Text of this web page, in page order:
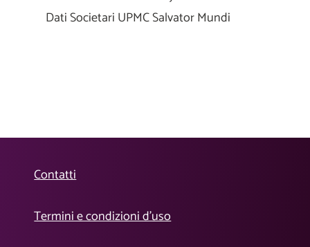
Dati Societari UPMC Salvator Mundi
Contatti
Termini e condizioni d’uso